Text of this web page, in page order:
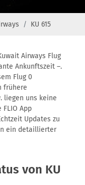
KU 615
Airways Flug
Ankunftszeit –.
Flug 0
frühere
liegen uns keine
App
Updates zu
ein detaillierter
von KU